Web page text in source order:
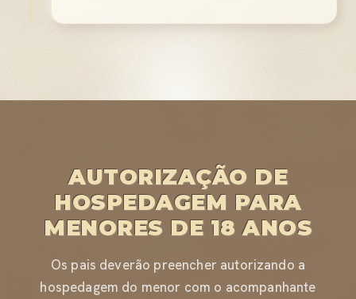
AUTORIZAÇÃO DE
HOSPEDAGEM PARA
MENORES DE 18 ANOS
Os pais deverão preencher autorizando a
hospedagem do menor com o acompanhante